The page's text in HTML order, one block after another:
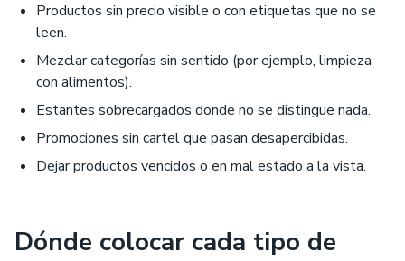
Productos sin precio visible o con etiquetas que no se
leen.
Mezclar categorías sin sentido (por ejemplo, limpieza
con alimentos).
Estantes sobrecargados donde no se distingue nada.
Promociones sin cartel que pasan desapercibidas.
Dejar productos vencidos o en mal estado a la vista.
Dónde colocar cada tipo de